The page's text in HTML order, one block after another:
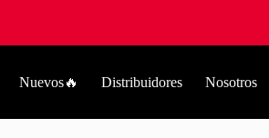
Nuevos🔥 Distribuidores Nosotros